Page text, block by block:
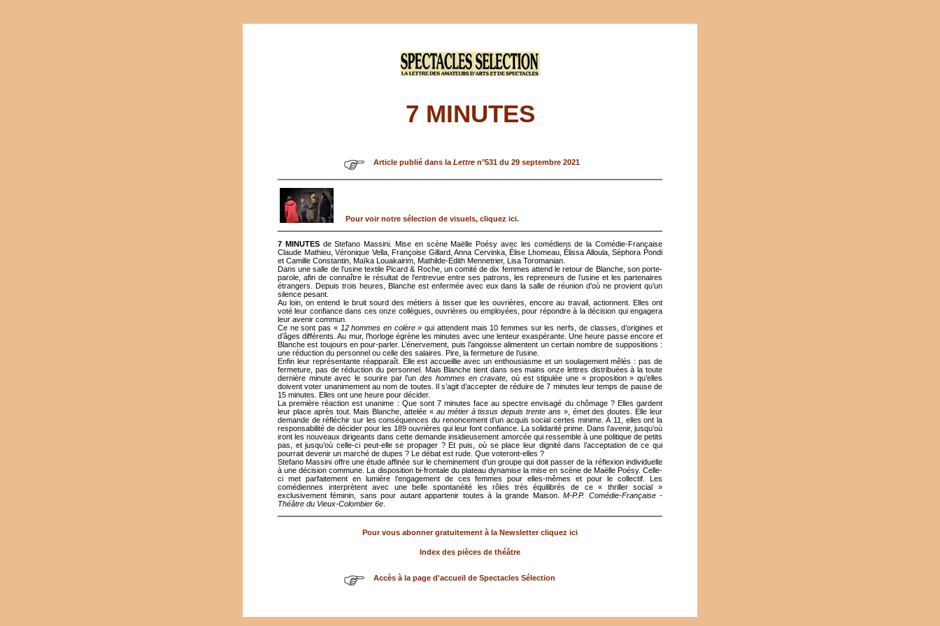
7 MINUTES
Article publié dans la Lettre n°531 du 29 septembre 2021
Pour voir notre sélection de visuels, cliquez ici.
7 MINUTESde Stefano Massini. Mise en scène Maëlle Poésy avec les comédiens de la Comédie-Française
Claude Mathieu, Véronique Vella, Françoise Gillard, Anna Cervinka, Élise Lhomeau, Élissa Alloula, Séphora Pondi
et Camille Constantin, Maïka Louakairim, Mathilde-Edith Mennetrier, Lisa Toromanian.
Dans une salle de l’usine textile Picard & Roche, un comité de dix femmes attend le retour de Blanche, son porte-
parole, afin de connaître le résultat de l’entrevue entre ses patrons, les repreneurs de l’usine et les partenaires
étrangers. Depuis trois heures, Blanche est enfermée avec eux dans la salle de réunion d’où ne provient qu’un
silence pesant.
Au loin, on entend le bruit sourd des métiers à tisser que les ouvrières, encore au travail, actionnent. Elles ont
voté leur confiance dans ces onze collègues, ouvrières ou employées, pour répondre à la décision qui engagera
leur avenir commun.
Ce ne sont pas « 12 hommes en colère »qui attendent mais 10 femmes sur les nerfs, de classes, d’origines et
d’âges différents. Au mur, l’horloge égrène les minutes avec une lenteur exaspérante. Une heure passe encore et
Blanche est toujours en pour-parler. L’énervement, puis l’angoisse alimentent un certain nombre de suppositions :
une réduction du personnel ou celle des salaires. Pire, la fermeture de l’usine.
Enfin leur représentante réapparaît. Elle est accueillie avec un enthousiasme et un soulagement mêlés : pas de
fermeture, pas de réduction du personnel. Mais Blanche tient dans ses mains onze lettres distribuées à la toute
dernière minute avec le sourire par l’undes hommes en cravate , où est stipulée une « proposition » qu’elles
doivent voter unanimement au nom de toutes. Il s’agit d’accepter de réduire de 7 minutes leur temps de pause de
15 minutes. Elles ont une heure pour décider.
La première réaction est unanime : Que sont 7 minutes face au spectre envisagé du chômage ? Elles gardent
leur place après tout. Mais Blanche, attelée « au métier à tissus depuis trente ans», émet des doutes. Elle leur
demande de réfléchir sur les conséquences du renoncement d’un acquis social certes minime. À 11, elles ont la
responsabilité de décider pour les 189 ouvrières qui leur font confiance. La solidarité prime. Dans l’avenir, jusqu’où
iront les nouveaux dirigeants dans cette demande insidieusement amorcée qui ressemble à une politique de petits
pas, et jusqu’où celle-ci peut-elle se propager ? Et puis, où se place leur dignité dans l’acceptation de ce qui
pourrait devenir un marché de dupes ? Le débat est rude. Que voteront-elles ?
Stefano Massini offre une étude affinée sur le cheminement d’un groupe qui doit passer de la réflexion individuelle
à une décision commune. La disposition bi-frontale du plateau dynamise la mise en scène de Maëlle Poésy. Celle-
ci met parfaitement en lumière l’engagement de ces femmes pour elles-mêmes et pour le collectif. Les
comédiennes interprètent avec une belle spontanéité les rôles très équilibrés de ce « thriller social »
exclusivement féminin, sans pour autant appartenir toutes à la grande Maison.M-P.P. Comédie-Française -
Théâtre du Vieux-Colombier 6e
Pour vous abonner gratuitement à la Newsletter cliquez ici
Index des pièces de théâtre
Accès à la page d'accueil de Spectacles Sélection